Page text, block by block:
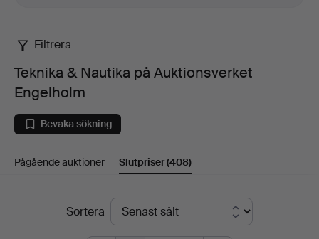
Teknika
Nautika
på
Engelholm
Filtrera
Teknika & Nautika på Auktionsverket
Engelholm
Bevaka sökning
Pågående auktioner Slutpriser(408)
SlutpriserSortera